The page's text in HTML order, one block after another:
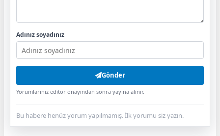
Adınız soyadınız
Gönder
Yorumlarınız editör onayından sonra yayına alınır.
Bu habere henüz yorum yapılmamış. İlk yorumu siz yazın.